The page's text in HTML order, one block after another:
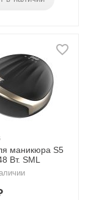
маникюра S5
Вт. SML